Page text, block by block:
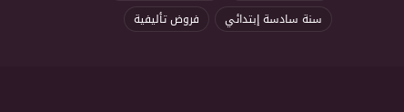
سنة سادسة إبتدائي
فروض تأليفية